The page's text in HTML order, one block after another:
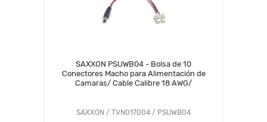
SAXXON PSUWB04 - Bolsa de 10
Conectores Macho para Alimentación de
Camaras/ Cable Calibre 18 AWG/
SAXXON / TVN017004 / PSUWB04